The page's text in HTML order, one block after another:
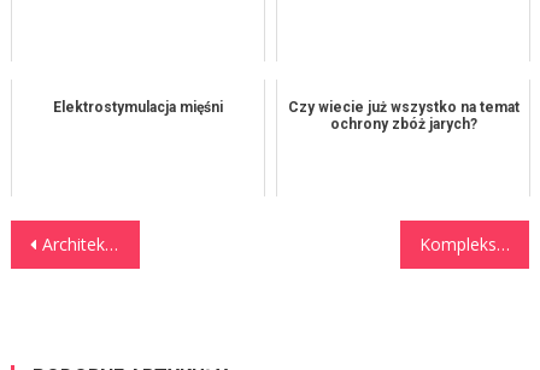
Elektrostymulacja mięśni
Czy wiecie już wszystko na temat
ochrony zbóż jarych?
Nawigacja wpisu
Architektura iluzji i przestrzeni: Jak wielkoformatowe płyty ceramiczne odmieniają proporcje wnętrz Kompleksowe naprawy powypadkowe w Toruniu – jak zabezpieczyć przyszłość floty?